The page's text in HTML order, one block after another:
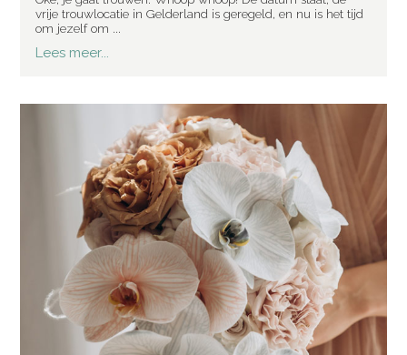
vrije trouwlocatie in Gelderland is geregeld, en nu is het tijd
om jezelf om ...
Lees meer...